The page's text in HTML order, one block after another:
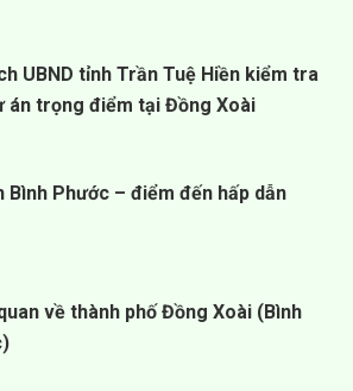
UBND tỉnh Trần Tuệ Hiền kiểm tra
án trọng điểm tại Đồng Xoài
Bình Phước – điểm đến hấp dẫn
về thành phố Đồng Xoài (Bình